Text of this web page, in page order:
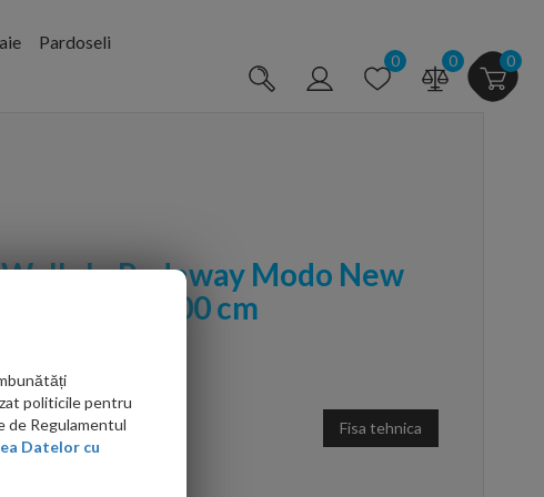
Pardoseli
0 0 0
In Radaway Modo New
115 x H200 cm
Fisa tehnica
politicile pentru
de Regulamentul
Datelor cu